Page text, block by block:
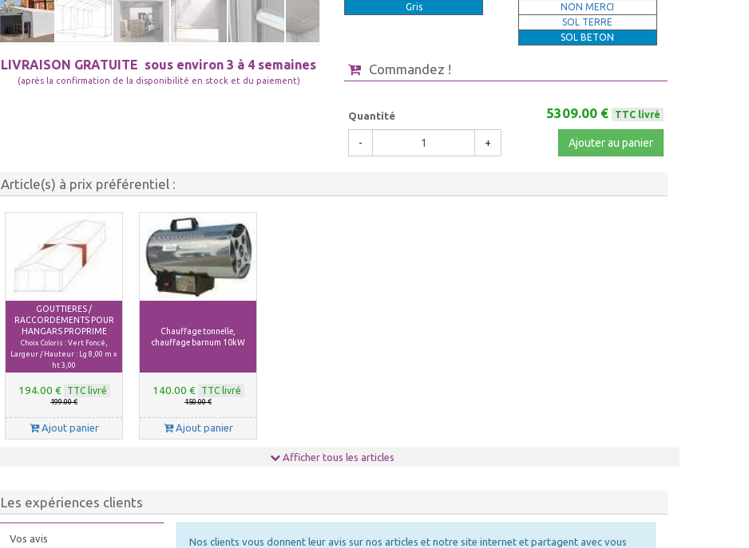
LIVRAISON GRATUITE sous environ 3 à 4 semaines
(après la confirmation de la disponibilité en stock et du paiement)
Gris
NON MERCI
SOL TERRE
SOL BETON
Commandez !
Quantité
- +
5309.00 € TTC livré
Ajouter au panier
Article(s) à prix préférentiel :
GOUTTIERES /
RACCORDEMENTS POUR
HANGARS PROPRIME
Choix Coloris : Vert Foncé,
Largeur / Hauteur : Lg 8,00 m x
ht 3,00
194.00 € TTC livré
199.00 €
Ajout panier
Chauffage tonnelle,
chauffage barnum 10kW
140.00 € TTC livré
150.00 €
Ajout panier
Afficher tous les articles
Les expériences clients
Vos avis
Nos clients vous donnent leur avis sur nos articles et notre site internet et partagent avec vous